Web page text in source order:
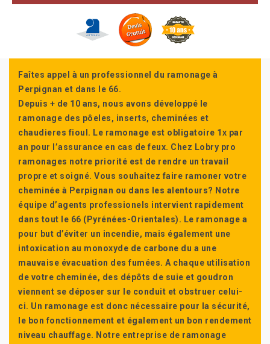
Faîtes appel à un professionnel du ramonage à
Perpignan et dans le 66.
Depuis + de 10 ans, nous avons développé le
ramonage des pôeles, inserts, cheminées et
chaudieres fioul. Le ramonage est obligatoire 1x par
an pour l’assurance en cas de feux. Chez Lobry pro
ramonages notre priorité est de rendre un travail
propre et soigné. Vous souhaitez faire ramoner votre
cheminée à Perpignan ou dans les alentours? Notre
équipe d’agents professionels intervient rapidement
dans tout le 66 (Pyrénées-Orientales). Le ramonage a
pour but d’éviter un incendie, mais également une
intoxication au monoxyde de carbone du a une
mauvaise évacuation des fumées. A chaque utilisation
de votre cheminée, des dépôts de suie et goudron
viennent se déposer sur le conduit et obstruer celui-
ci. Un ramonage est donc nécessaire pour la sécurité,
le bon fonctionnement et également un bon rendement
niveau chauffage. Notre entreprise de ramonage